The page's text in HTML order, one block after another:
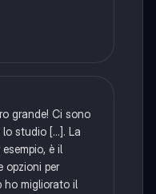
grande! Ci sono
studio [...]. La
è il
opzioni per
ho migliorato il